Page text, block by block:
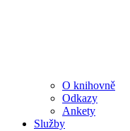
O knihovně
Odkazy
Ankety
Služby